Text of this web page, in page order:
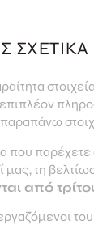
παρέχετε
μας, τη
από
του